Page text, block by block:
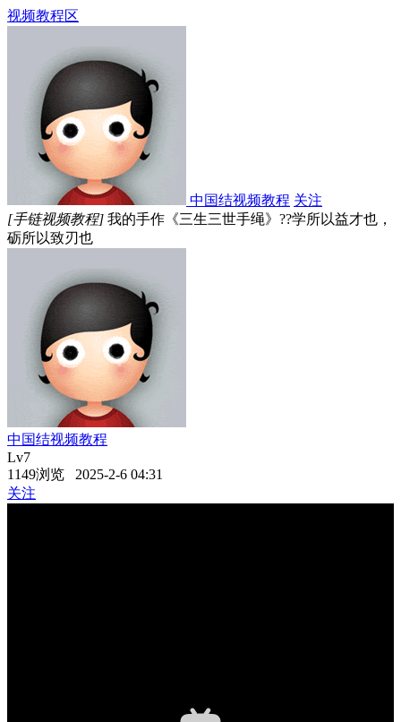
视频教程区
中国结视频教程 关注
[手链视频教程] 我的手作《三生三世手绳》??学所以益才也，
砺所以致刃也
中国结视频教程
Lv7
1149浏览 2025-2-6 04:31
关注